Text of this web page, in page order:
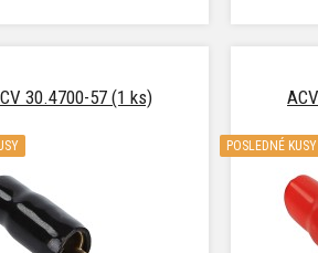
30.4700-57 (1 ks)
POSLEDNÉ KUSY